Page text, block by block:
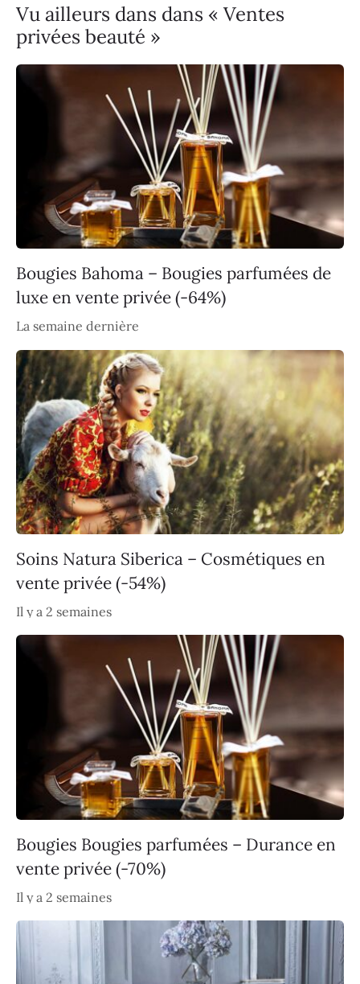
Vu ailleurs dans dans « Ventes
privées beauté »
Bougies Bahoma – Bougies parfumées de
luxe en vente privée (-64%)
La semaine dernière
Soins Natura Siberica – Cosmétiques en
vente privée (-54%)
Il y a 2 semaines
Bougies Bougies parfumées – Durance en
vente privée (-70%)
Il y a 2 semaines